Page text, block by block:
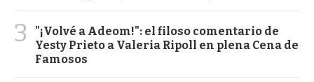
3
"¡Volvé a Adeom!": el filoso comentario de
Yesty Prieto a Valeria Ripoll en plena Cena de
Famosos